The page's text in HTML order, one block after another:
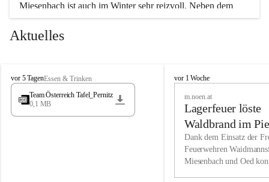
Miesenbach ist auch im Winter sehr reizvoll. Neben dem
Eisstockschießen gibt es auf dem nahe gelegenen Unterberg
wunderschöne Naturschneepisten, die zum Schifahren oder
vielfältige Angebot unserer Kulturvereine.
Überzeugen Sie sich selbst, dass Sie in Miesenbach sowie
in den Beherbergungsbetrieben, Gaststätten und urigen
Wir kennen Miesenbach als lebens- und liebenswerten Ort.
Tradition und Innovation werden ebenso groß geschrieben
Aktuelles
M
i
s
vor 5 TagenEssen & Trinken
Team Österreich Tafel_Pernitz
0,1 MB
M
h
vor 1 Woche
m.noen.at
Lagerfeuer löste
Waldbrand im
aus
Dank dem Einsatz der
Feuerwehren
Miesenbach und Oed